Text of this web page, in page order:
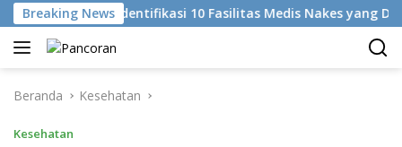
Langsung
ke
konten
Breaking News
KKI Identifikasi 10 Fasilitas Medis Nakes yang Diduga
Beranda Kesehatan
Kesehatan